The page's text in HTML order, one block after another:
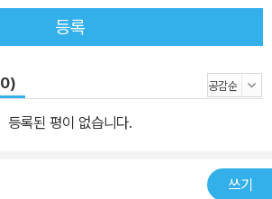
등록
등록된 평이 없습니다.
쓰기